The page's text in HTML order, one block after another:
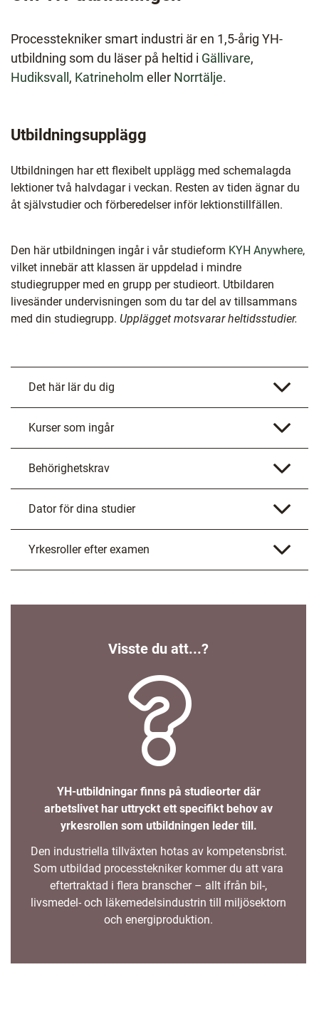
Processtekniker smart industri är en 1,5-årig YH-
utbildning som du läser på heltid i Gällivare,
Hudiksvall, Katrineholm eller Norrtälje.
Utbildningsupplägg
Utbildningen har ett flexibelt upplägg med schemalagda
lektioner två halvdagar i veckan. Resten av tiden ägnar du
åt självstudier och förberedelser inför lektionstillfällen.
Den här utbildningen ingår i vår studieform KYH Anywhere,
vilket innebär att klassen är uppdelad i mindre
studiegrupper med en grupp per studieort. Utbildaren
livesänder undervisningen som du tar del av tillsammans
med din studiegrupp. Upplägget motsvarar heltidsstudier.
Det här lär du dig
Kurser som ingår
Behörighetskrav
Dator för dina studier
Yrkesroller efter examen
Visste du att...?
YH-utbildningar finns på studieorter där
arbetslivet har uttryckt ett specifikt behov av
yrkesrollen som utbildningen leder till.
Den industriella tillväxten hotas av kompetensbrist.
Som utbildad processtekniker kommer du att vara
eftertraktad i flera branscher – allt ifrån bil-,
livsmedel- och läkemedelsindustrin till miljösektorn
och energiproduktion.